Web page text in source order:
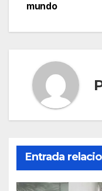
mundo
Entrada